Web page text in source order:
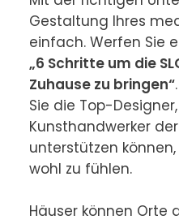
Gestaltung Ihres
„6 Schritte um die
Zuhause zu bringen“
Sie die Top-
Kunsthandwerker
unterstützen
wohl zu fühlen.
Häuser können Orte